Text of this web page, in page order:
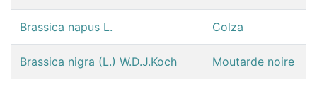
Brassica napus L. Colza
Brassica nigra (L.) W.D.J.Koch Moutarde noire